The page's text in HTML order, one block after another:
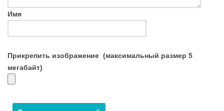
Имя
Прикрепить изображение (максимальный размер 5
мегабайт)